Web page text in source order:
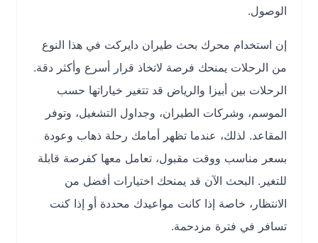
الوصول.
إن استخدام محرك بحث طيران دايركت في هذا النوع
من الرحلات يمنحك فرصة لاتخاذ قرار أسرع وأكثر دقة.
الرحلات بين أبيزا والرياض قد تتغير خياراتها حسب
الموسم، وشركات الطيران، وجداول التشغيل، وتوفر
المقاعد. لذلك، عندما تظهر أمامك رحلة ذهاب وعودة
بسعر مناسب ووقت مقبول، تعامل معها كفرصة قابلة
للتغير. البحث الآن قد يمنحك اختيارات أفضل من
الانتظار، خاصة إذا كانت مواعيدك محددة أو إذا كنت
تسافر في فترة مزدحمة.